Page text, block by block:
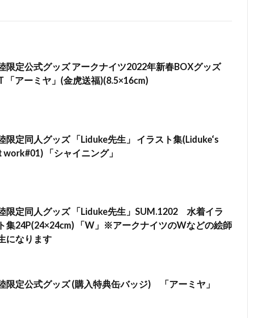
限定公式グッズ アークナイツ2022年新春BOXグッズ
「アーミヤ」(金虎送福)(8.5×16cm)
限定同人グッズ 「Liduke先生」 イラスト集(Liduke‘s
「シャイニング」
限定同人グッズ 「Liduke先生」SUM.1202 水着イラ
集24P(24×24cm) 「W」※アークナイツのWなどの絵師
になります
限定公式グッズ (購入特典缶バッジ) 「アーミヤ」